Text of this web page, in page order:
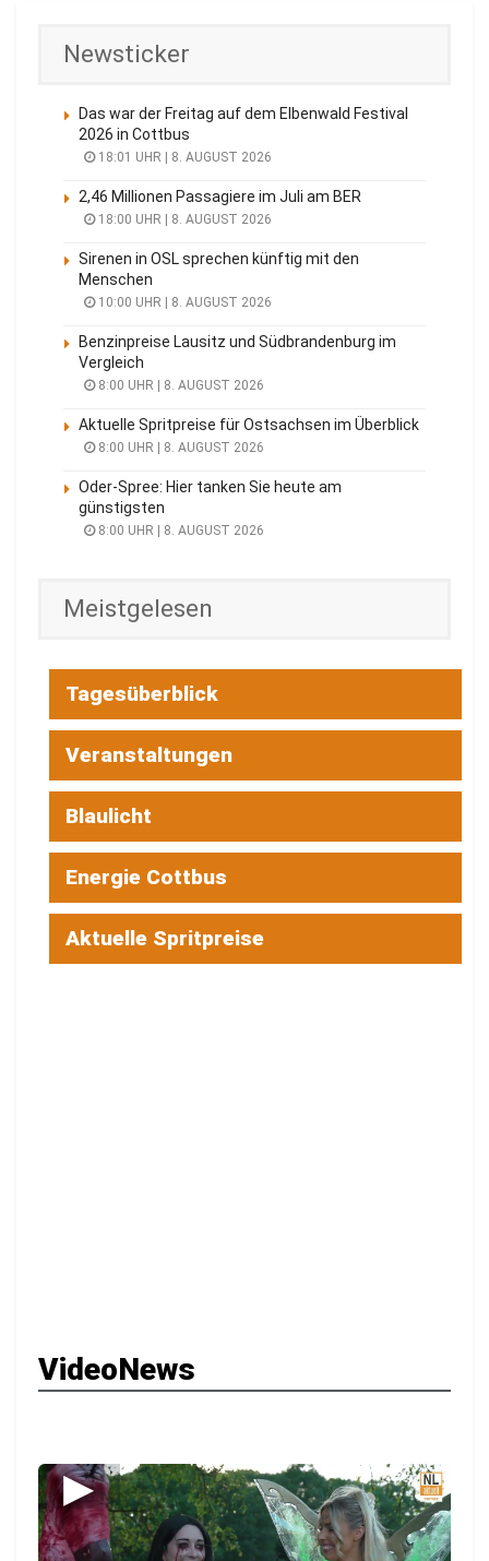
Newsticker
Das war der Freitag auf dem Elbenwald Festival
2026 in Cottbus
18:01 UHR | 8. AUGUST 2026
2,46 Millionen Passagiere im Juli am BER
18:00 UHR | 8. AUGUST 2026
Sirenen in OSL sprechen künftig mit den
Menschen
10:00 UHR | 8. AUGUST 2026
Benzinpreise Lausitz und Südbrandenburg im
Vergleich
8:00 UHR | 8. AUGUST 2026
Aktuelle Spritpreise für Ostsachsen im Überblick
8:00 UHR | 8. AUGUST 2026
Oder-Spree: Hier tanken Sie heute am
günstigsten
8:00 UHR | 8. AUGUST 2026
Meistgelesen
Tagesüberblick
Veranstaltungen
Blaulicht
Energie Cottbus
Aktuelle Spritpreise
VideoNews
▶